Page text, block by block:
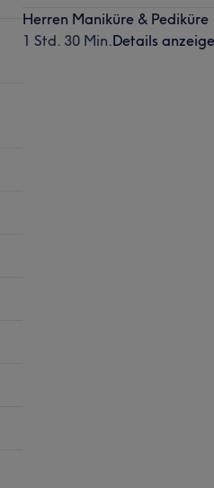
Herren Maniküre & Pediküre
1 Std. 30 Min.Details